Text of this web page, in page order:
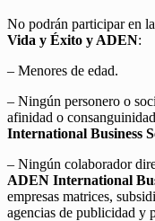
No podrán participar en
Vida y Éxito y ADEN:
– Menores de edad.
– Ningún personero o
afinidad o
International Business
– Ningún colaborador
ADEN International
empresas matrices,
agencias de publicidad y